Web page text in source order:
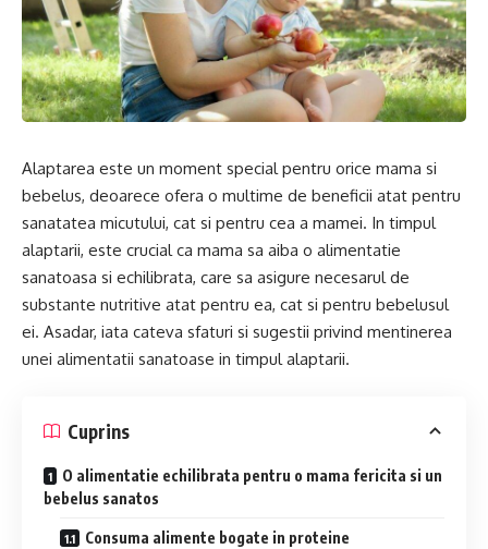
Alaptarea este un moment special pentru orice mama si
bebelus, deoarece ofera o multime de beneficii atat pentru
sanatatea micutului, cat si pentru cea a mamei. In timpul
alaptarii, este crucial ca mama sa aiba o alimentatie
sanatoasa si echilibrata, care sa asigure necesarul de
substante nutritive atat pentru ea, cat si pentru bebelusul
ei. Asadar, iata cateva sfaturi si sugestii privind mentinerea
unei alimentatii sanatoase in timpul alaptarii.
Cuprins
O alimentatie echilibrata pentru o mama fericita si un
bebelus sanatos
Consuma alimente bogate in proteine